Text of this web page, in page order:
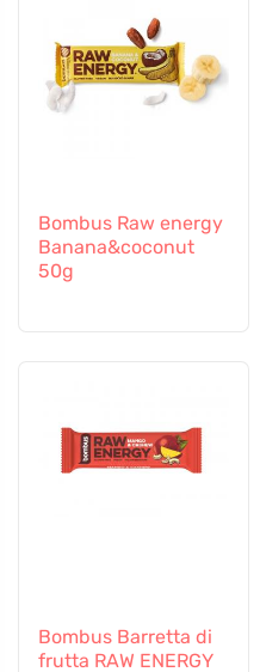
Bombus Raw energy
Banana&coconut
50g
Bombus Barretta di
frutta RAW ENERGY